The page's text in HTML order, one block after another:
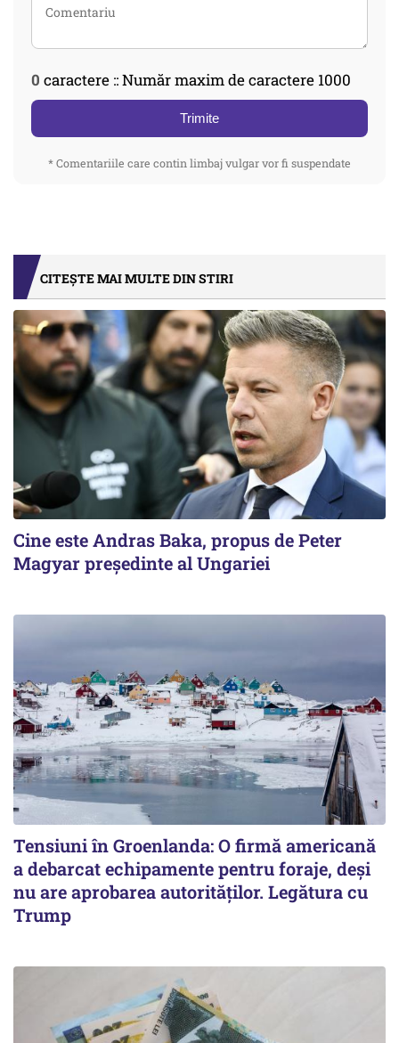
0 caractere :: Număr maxim de caractere 1000
Trimite
* Comentariile care contin limbaj vulgar vor fi suspendate
CITEȘTE MAI MULTE DIN STIRI
Cine este Andras Baka, propus de Peter
Magyar președinte al Ungariei
Tensiuni în Groenlanda: O firmă americană
a debarcat echipamente pentru foraje, deși
nu are aprobarea autorităților. Legătura cu
Trump